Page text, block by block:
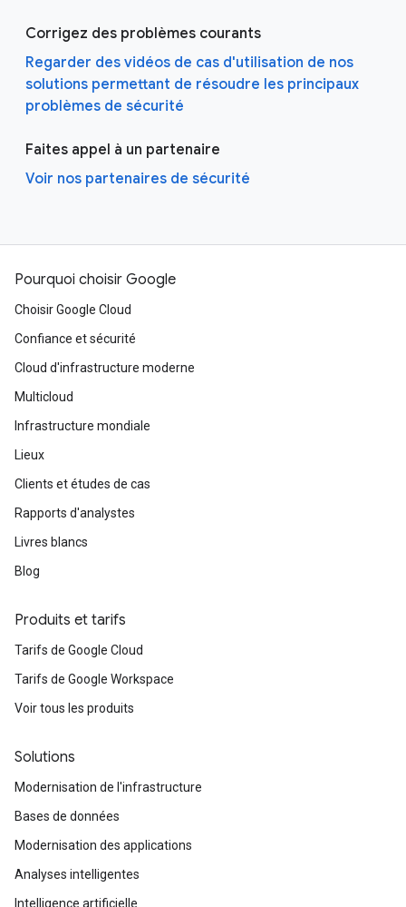
Corrigez des problèmes courants
Regarder des vidéos de cas d'utilisation de nos
solutions permettant de résoudre les principaux
problèmes de sécurité
Faites appel à un partenaire
Voir nos partenaires de sécurité
Pourquoi choisir Google
Choisir Google Cloud
Confiance et sécurité
Cloud d'infrastructure moderne
Multicloud
Infrastructure mondiale
Lieux
Clients et études de cas
Rapports d'analystes
Livres blancs
Blog
Produits et tarifs
Tarifs de Google Cloud
Tarifs de Google Workspace
Voir tous les produits
Solutions
Modernisation de l'infrastructure
Bases de données
Modernisation des applications
Analyses intelligentes
Intelligence artificielle